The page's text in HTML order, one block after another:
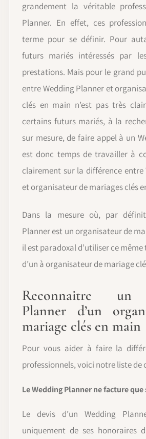
grandement la véritable
Planner. En effet, ces
terme pour se définir. Pour
futurs mariés intéressés par
prestations. Mais pour le grand
entre Wedding Planner et
clés en main n’est pas très
certains futurs mariés, à la
sur mesure, de faire appel à un
est donc temps de travailler à
clairement sur la différence entre
et organisateur de mariages clés
Dans la mesure où, par
Planner est un organisateur de
il est paradoxal d’utiliser ce
d’un à organisateur de mariage
Reconnaitre un
Planner d’un
mariage clés en main
Pour vous aider à faire la
professionnels, voici notre liste de
Le Wedding Planner ne facture
Le devis d’un Wedding
uniquement de ses honoraires